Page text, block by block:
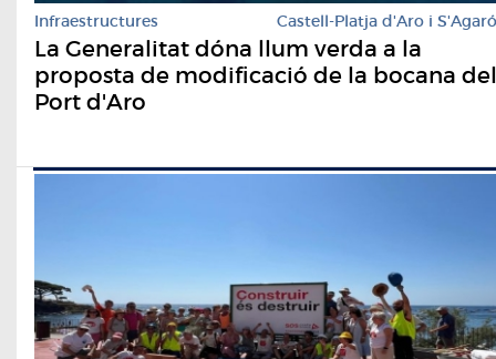
Infraestructures Castell-Platja d'Aro i S'Agaró
La Generalitat dóna llum verda a la
proposta de modificació de la bocana del
Port d'Aro